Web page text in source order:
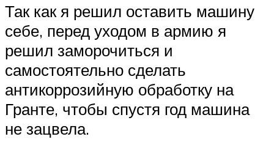
Так как я решил оставить машину
себе, перед уходом в армию я
решил заморочиться и
самостоятельно сделать
антикоррозийную обработку на
Гранте, чтобы спустя год машина
не зацвела.